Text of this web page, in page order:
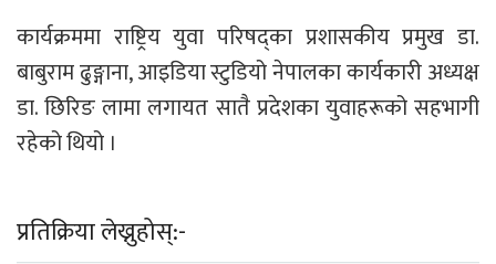
कार्यक्रममा राष्ट्रिय युवा परिषद्का प्रशासकीय प्रमुख डा.
बाबुराम ढुङ्गाना, आइडिया स्टुडियो नेपालका कार्यकारी अध्यक्ष
डा. छिरिङ लामा लगायत सातै प्रदेशका युवाहरूको सहभागी
रहेको थियो ।
प्रतिक्रिया लेख्नुहोस्:-